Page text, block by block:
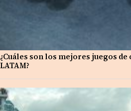
¿Cuáles son los mejores juegos
LATAM?